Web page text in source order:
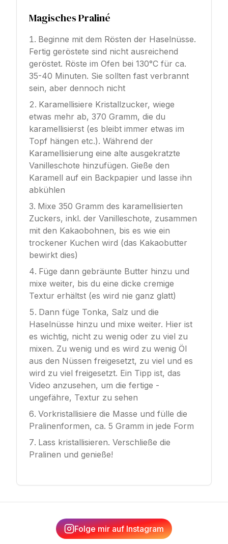
Magisches Praliné
Beginne mit dem Rösten der Haselnüsse.
Fertig geröstete sind nicht ausreichend
geröstet. Röste im Ofen bei 130°C für ca.
35-40 Minuten. Sie sollten fast verbrannt
sein, aber dennoch nicht
Karamellisiere Kristallzucker, wiege
etwas mehr ab, 370 Gramm, die du
karamellisierst (es bleibt immer etwas im
Topf hängen etc.). Während der
Karamellisierung eine alte ausgekratzte
Vanilleschote hinzufügen. Gieße den
Karamell auf ein Backpapier und lasse ihn
abkühlen
Mixe 350 Gramm des karamellisierten
Zuckers, inkl. der Vanilleschote, zusammen
mit den Kakaobohnen, bis es wie ein
trockener Kuchen wird (das Kakaobutter
bewirkt dies)
Füge dann gebräunte Butter hinzu und
mixe weiter, bis du eine dicke cremige
Textur erhältst (es wird nie ganz glatt)
Dann füge Tonka, Salz und die
Haselnüsse hinzu und mixe weiter. Hier ist
es wichtig, nicht zu wenig oder zu viel zu
mixen. Zu wenig und es wird zu wenig Öl
aus den Nüssen freigesetzt, zu viel und es
wird zu viel freigesetzt. Ein Tipp ist, das
Video anzusehen, um die fertige -
ungefähre, Textur zu sehen
Vorkristallisiere die Masse und fülle die
Pralinenformen, ca. 5 Gramm in jede Form
Lass kristallisieren. Verschließe die
Pralinen und genieße!
Folge mir auf Instagram